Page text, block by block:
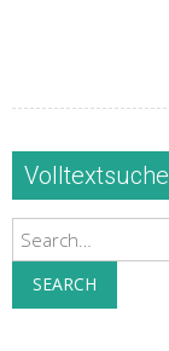
Volltextsuche
Search
SEARCH